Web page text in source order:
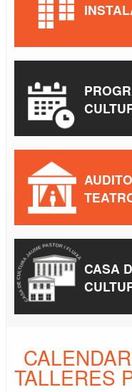
TALLERES
CASA